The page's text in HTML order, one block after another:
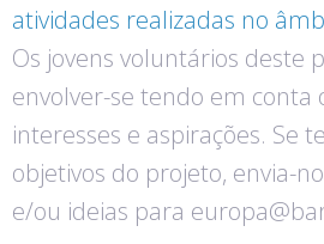
atividades realizadas no
Os jovens voluntários deste
envolver-se tendo em conta
interesses e aspirações. Se
objetivos do projeto, envia-
e/ou ideias para